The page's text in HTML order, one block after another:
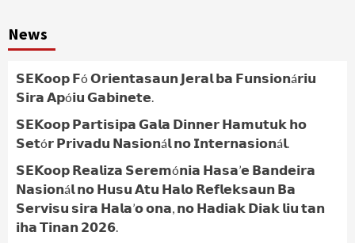
News
𝗦𝗘𝗞𝗼𝗼𝗽 𝗙ó 𝗢𝗿𝗶𝗲𝗻𝘁𝗮𝘀𝗮𝘂𝗻 𝗝𝗲𝗿𝗮𝗹 𝗯𝗮 𝗙𝘂𝗻𝘀𝗶𝗼𝗻á𝗿𝗶𝘂
𝗦𝗶𝗿𝗮 𝗔𝗽ó𝗶𝘂 𝗚𝗮𝗯𝗶𝗻𝗲𝘁𝗲.
𝗦𝗘𝗞𝗼𝗼𝗽 𝗣𝗮𝗿𝘁𝗶𝘀𝗶𝗽𝗮 𝗚𝗮𝗹𝗮 𝗗𝗶𝗻𝗻𝗲𝗿 𝗛𝗮𝗺𝘂𝘁𝘂𝗸 𝗵𝗼
𝗦𝗲𝘁ó𝗿 𝗣𝗿𝗶𝘃𝗮𝗱𝘂 𝗡𝗮𝘀𝗶𝗼𝗻á𝗹 𝗻𝗼 𝗜𝗻𝘁𝗲𝗿𝗻𝗮𝘀𝗶𝗼𝗻á𝗹.
𝗦𝗘𝗞𝗼𝗼𝗽 𝗥𝗲𝗮𝗹𝗶𝘇𝗮 𝗦𝗲𝗿𝗲𝗺ó𝗻𝗶𝗮 𝗛𝗮𝘀𝗮’𝗲 𝗕𝗮𝗻𝗱𝗲𝗶𝗿𝗮
𝗡𝗮𝘀𝗶𝗼𝗻á𝗹 𝗻𝗼 𝗛𝘂𝘀𝘂 𝗔𝘁𝘂 𝗛𝗮𝗹𝗼 𝗥𝗲𝗳𝗹𝗲𝗸𝘀𝗮𝘂𝗻 𝗕𝗮
𝗦𝗲𝗿𝘃𝗶𝘀𝘂 𝘀𝗶𝗿𝗮 𝗛𝗮𝗹𝗮’𝗼 𝗼𝗻𝗮, 𝗻𝗼 𝗛𝗮𝗱𝗶𝗮𝗸 𝗗𝗶𝗮𝗸 𝗹𝗶𝘂 𝘁𝗮𝗻
𝗶𝗵𝗮 𝗧𝗶𝗻𝗮𝗻 𝟮𝟬𝟮𝟲.